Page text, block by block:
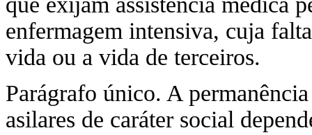
enfermagem intensiva, cuja
vida ou a vida de terceiros.
Parágrafo único. A
asilares de caráter social